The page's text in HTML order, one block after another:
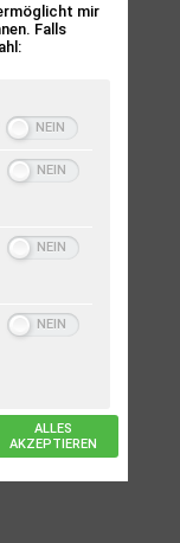
Der
Methode.
sucht
mir
Falls
ALLES
AKZEPTIEREN